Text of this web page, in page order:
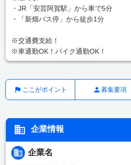
・JR「安芸阿賀駅」から車で5分
・「新畑バス停」から徒歩1分
※交通費支給！
※車通勤OK！バイク通勤OK！
ここがポイント 募集要項
企業情報
企業名